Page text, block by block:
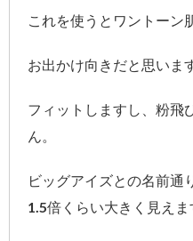
これを使うとワントーン
お出かけ向きだと思いま
フィットしますし、粉飛
ん。
ビッグアイズとの名前通
1.5倍くらい大きく見えま